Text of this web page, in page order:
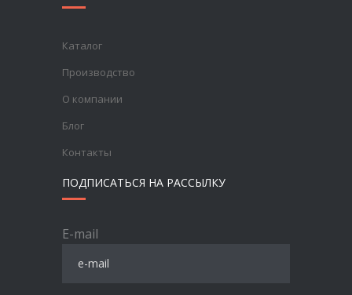
Каталог
Производство
О компании
Блог
Контакты
ПОДПИСАТЬСЯ НА РАССЫЛКУ
E-mail